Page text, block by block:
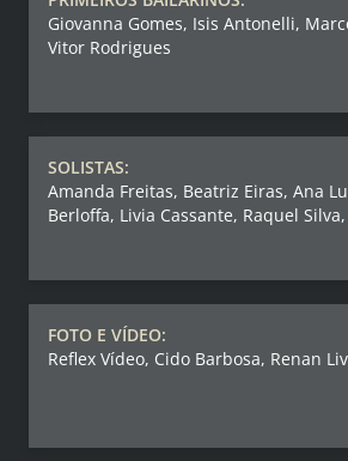
Giovanna Gomes, Isis Antonelli,
Vitor Rodrigues
SOLISTAS:
Amanda Freitas, Beatriz Eiras, Ana
Berloffa, Livia Cassante, Raquel
FOTO E VÍDEO:
Reflex Vídeo, Cido Barbosa, Renan